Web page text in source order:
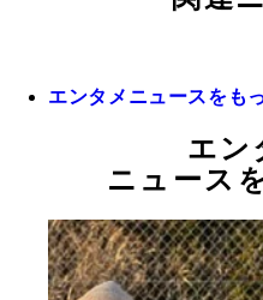
エンタメニュースをも
エン
ニュース